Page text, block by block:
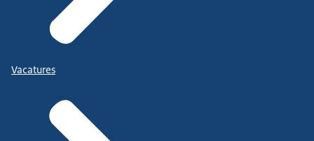
Vacatures